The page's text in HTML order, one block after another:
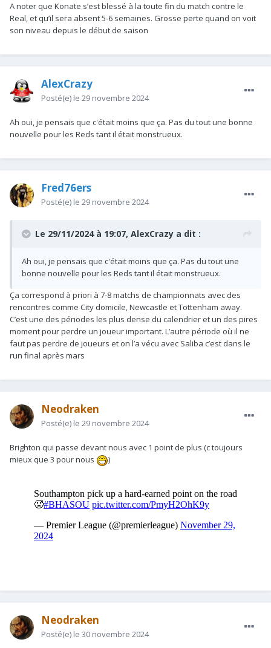
Jespère une win pour Arsenal.
Un nul ou victoire de Aston Villa contre Chelsea.
A noter que Konate s’est blessé à la toute fin du match contre le
Real, et qu’il sera absent 5-6 semaines. Grosse perte quand on voit
son niveau depuis le début de saison
AlexCrazy
Posté(e) le 29 novembre 2024
Ah oui, je pensais que c'était moins que ça. Pas du tout une bonne
nouvelle pour les Reds tant il était monstrueux.
Fred76ers
Posté(e) le 29 novembre 2024
Le 29/11/2024 à 19:07, AlexCrazy a dit :
Ah oui, je pensais que c'était moins que ça. Pas du tout une
bonne nouvelle pour les Reds tant il était monstrueux.
Ça correspond à priori à 7-8 matchs de championnats avec des
rencontres comme City domicile, Newcastle et Tottenham away.
C’est une des périodes les plus dense du calendrier et un des pires
moment pour perdre un joueur important. L’autre période où il ne
faut pas perdre de joueurs et on l’a vécu avec Saliba c’est dans le
run final après mars
Neodraken
Posté(e) le 29 novembre 2024
Brighton qui passe devant nous avec 1 point de plus (c toujours
mieux que 3 pour nous
)
Neodraken
Posté(e) le 30 novembre 2024